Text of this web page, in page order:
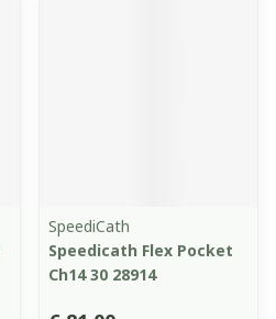
SpeediCath
Speedicath Flex Pocket
Ch14 30 28914